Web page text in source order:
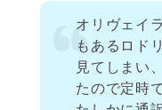
オリヴェイ
もあるロド
見てしまい
たので定時